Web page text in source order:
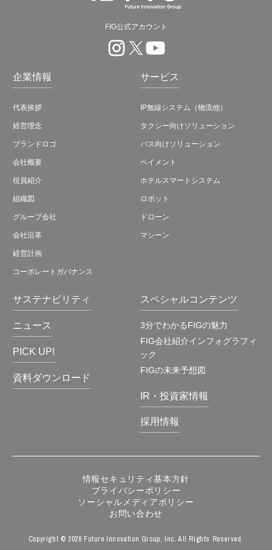
FIG公式アカウント
企業情報
代表挨拶
経営理念
ブランドロゴ
会社概要
役員紹介
組織図
グループ会社
会社沿革
経営計画
コーポレートガバナンス
サービス
IP無線システム（物流他）
タクシー向けソリューション
バス向けソリューション
ペイメント
ホテルスマートシステム
ロボット
ドローン
マシーン
サステナビリティ
ニュース
PICK UP!
資料ダウンロード
スペシャルコンテンツ
3分でわかるFIGの魅力
FIG会社紹介インフォグラフィ
ック
FIGの未来予想図
IR・投資家情報
採用情報
情報セキュリティ基本方針
プライバシーポリシー
ソーシャルメディアポリシー
お問い合わせ
Copyright © 2026 Future Innovation Group, Inc. All Rights Reserved.